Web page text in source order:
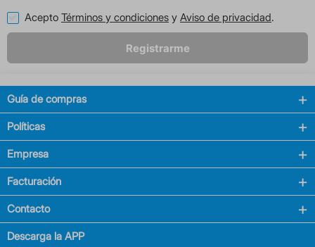
Acepto Términos y condiciones y Aviso de privacidad.
Registrarme
Guía de compras
Políticas
Empresa
Facturación
Contacto
Descarga la APP